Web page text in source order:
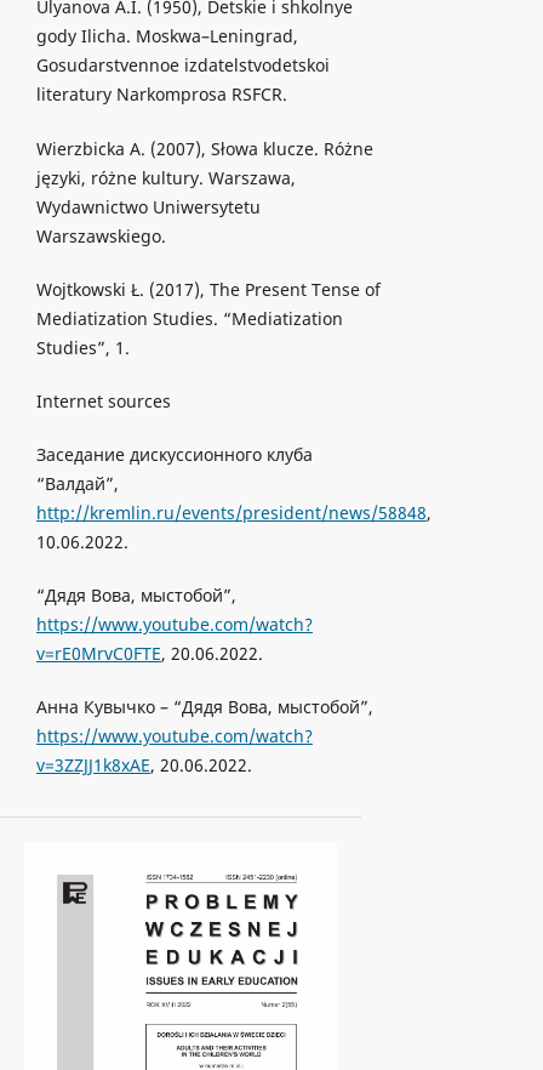
Ulyanova A.I. (1950), Detskie i shkolnye
gody Ilicha. Moskwa–Leningrad,
Gosudarstvennoe izdatelstvodetskoi
literatury Narkomprosa RSFCR.
Wierzbicka A. (2007), Słowa klucze. Różne
języki, różne kultury. Warszawa,
Wydawnictwo Uniwersytetu
Warszawskiego.
Wojtkowski Ł. (2017), The Present Tense of
Mediatization Studies. “Mediatization
Studies”, 1.
Internet sources
Заседание дискуссионного клуба
“Валдай”,
http://kremlin.ru/events/president/news/58848,
10.06.2022.
“Дядя Вова, мыстобой”,
https://www.youtube.com/watch?
v=rE0MrvC0FTE, 20.06.2022.
Анна Кувычко – “Дядя Вова, мыстобой”,
https://www.youtube.com/watch?
v=3ZZJJ1k8xAE, 20.06.2022.